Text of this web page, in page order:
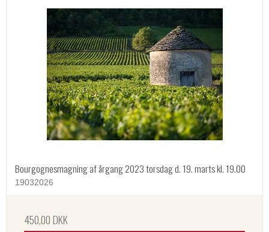
Bourgognesmagning af årgang 2023 torsdag d. 19. marts kl. 19.00
19032026
450,00 DKK